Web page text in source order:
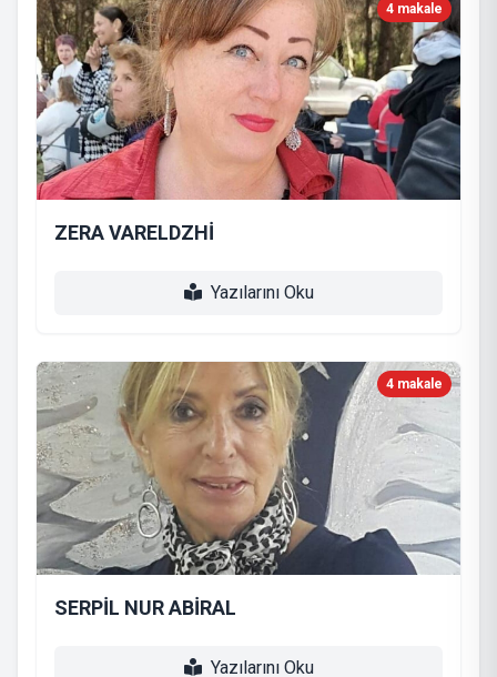
4 makale
ZERA VARELDZHİ
Yazılarını Oku
4 makale
SERPİL NUR ABİRAL
Yazılarını Oku